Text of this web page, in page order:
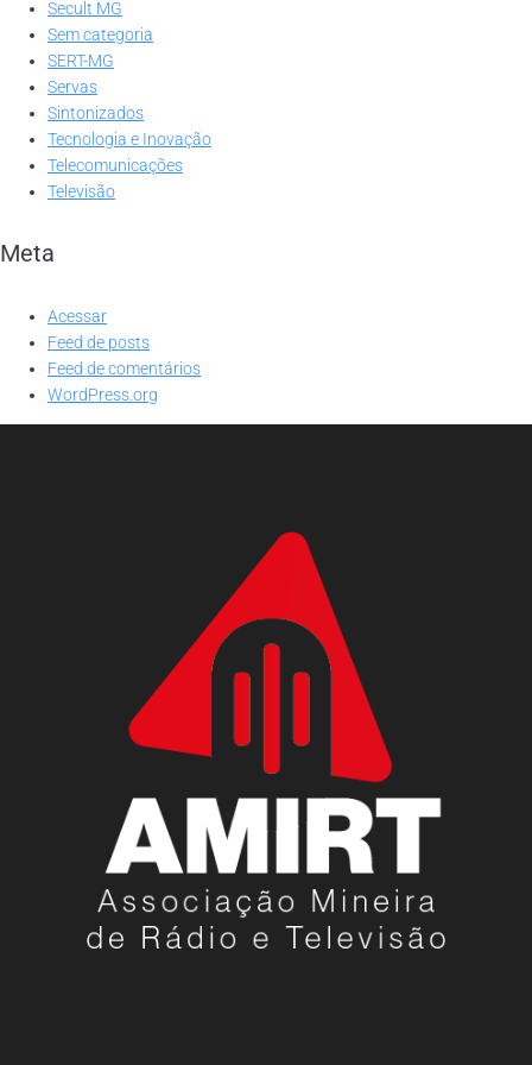
Secult MG
Sem categoria
SERT-MG
Servas
Sintonizados
Tecnologia e Inovação
Telecomunicações
Televisão
Meta
Acessar
Feed de posts
Feed de comentários
WordPress.org